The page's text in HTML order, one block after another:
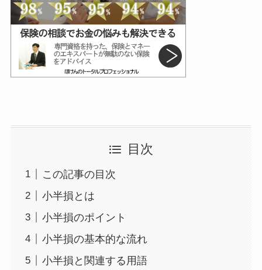
目次
この記事の目次
小半損とは
小半損のポイント
小半損の基本的な流れ
小半損と関連する用語